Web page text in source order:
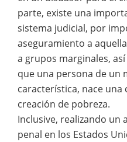
parte, existe una
sistema judicial, por
aseguramiento a
a grupos marginales,
que una persona de un
característica, nace
creación de pobreza.
Inclusive, realizando un
penal en los Estados